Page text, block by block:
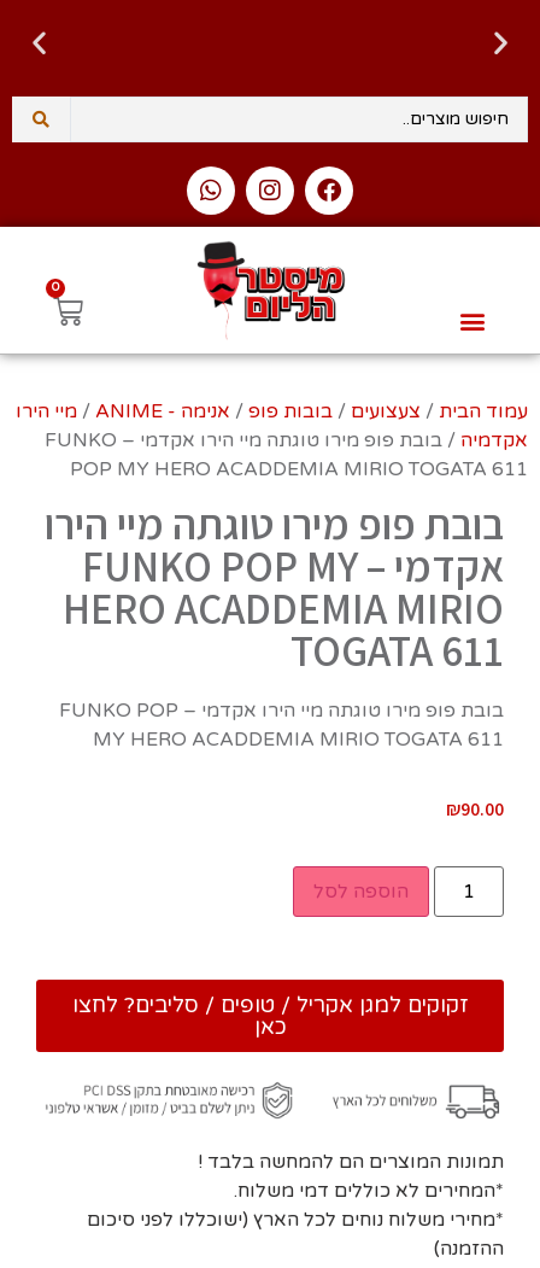
זמן אספקה 1-3 ימי עסקים
0
עמוד הבית / צעצועים / בובות פופ / אנימה - ANIME / מיי הירו
אקדמיה
/ בובת פופ מירו טוגתה מיי הירו אקדמי – FUNKO
POP MY HERO ACADDEMIA MIRIO TOGATA 611‏
בובת פופ מירו טוגתה מיי הירו
אקדמי – FUNKO POP MY
HERO ACADDEMIA MIRIO
TOGATA 611‏
בובת פופ מירו טוגתה מיי הירו אקדמי – FUNKO POP
MY HERO ACADDEMIA MIRIO TOGATA 611‏
₪90.00
הוספה לסל
זקוקים למגן אקריל / טופים / סליבים? לחצו
כאן
תמונות המוצרים הם להמחשה בלבד !
*המחירים לא כוללים דמי משלוח.
*מחירי משלוח נוחים לכל הארץ (ישוכללו לפני סיכום
ההזמנה)